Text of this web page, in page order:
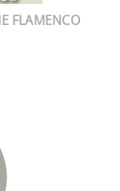
FLAMENCO